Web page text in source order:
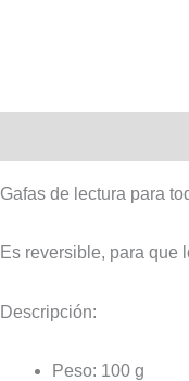
Gafas de lectura para
Es reversible, para que
Descripción:
Peso: 100 g